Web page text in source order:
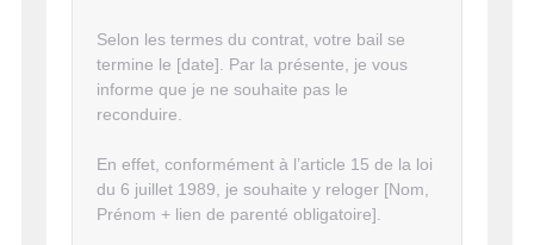
Selon les termes du contrat, votre bail se
termine le [date]. Par la présente, je vous
informe que je ne souhaite pas le
reconduire.
En effet, conformément à l’article 15 de la loi
du 6 juillet 1989, je souhaite y reloger [Nom,
Prénom + lien de parenté obligatoire].